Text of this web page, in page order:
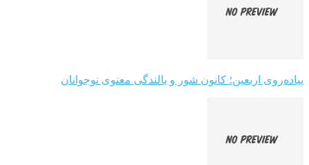
پیاده‌روی اربعین؛ کانون شور و بالندگی معنوی نوجوانان